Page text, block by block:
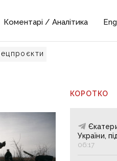
Коментарі / Аналітика
КОРОТКО
України,
06:17